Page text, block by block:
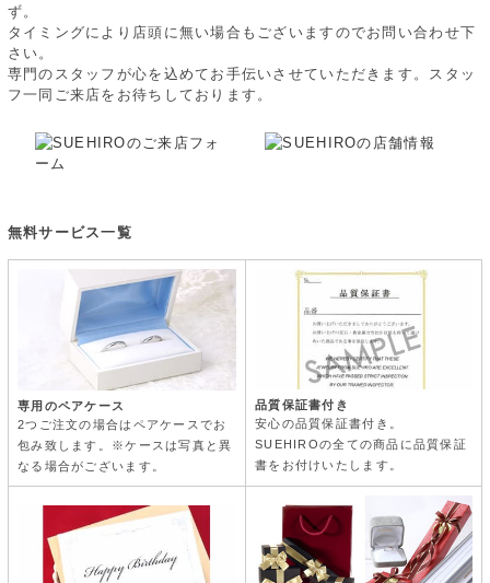
ず。
タイミングにより店頭に無い場合もございますのでお問い合わせ下
さい。
専門のスタッフが心を込めてお手伝いさせていただきます。スタッ
フ一同ご来店をお待ちしております。
無料サービス一覧
専用のペアケース
2つご注文の場合はペアケースでお
包み致します。※ケースは写真と異
なる場合がございます。
品質保証書付き
安心の品質保証書付き。
SUEHIROの全ての商品に品質保証
書をお付けいたします。